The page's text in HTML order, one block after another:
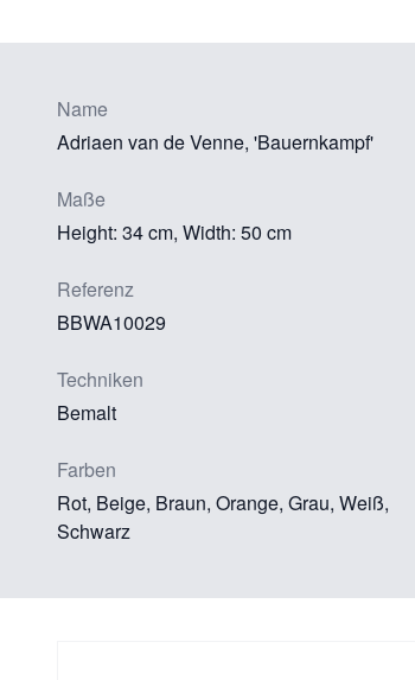
Name
Adriaen van de Venne, 'Bauernkampf'
Maße
Height: 34 cm, Width: 50 cm
Referenz
BBWA10029
Techniken
Bemalt
Farben
Rot, Beige, Braun, Orange, Grau, Weiß,
Schwarz